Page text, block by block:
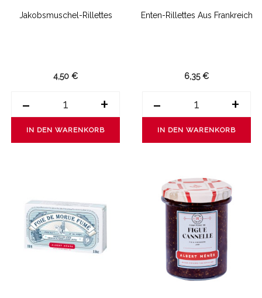
Jakobsmuschel-Rillettes
4,50 €
- +
IN DEN WARENKORB
Enten-Rillettes Aus Frankreich
6,35 €
- +
IN DEN WARENKORB